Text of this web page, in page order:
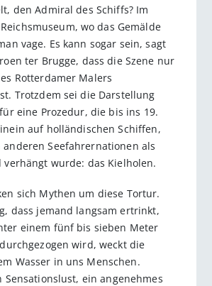
den Admiral des Schiffs? Im
wo das Gemälde
vage. Es kann sogar sein, sagt
ter Brugge, dass die Szene nur
Rotterdamer Malers
Trotzdem sei die Darstellung
eine Prozedur, die bis ins 19.
auf holländischen Schiffen,
anderen Seefahrernationen als
verhängt wurde: das Kielholen.
sich Mythen um diese Tortur.
dass jemand langsam ertrinkt,
einem fünf bis sieben Meter
wird, weckt die
Wasser in uns Menschen.
Sensationslust, ein angenehmes